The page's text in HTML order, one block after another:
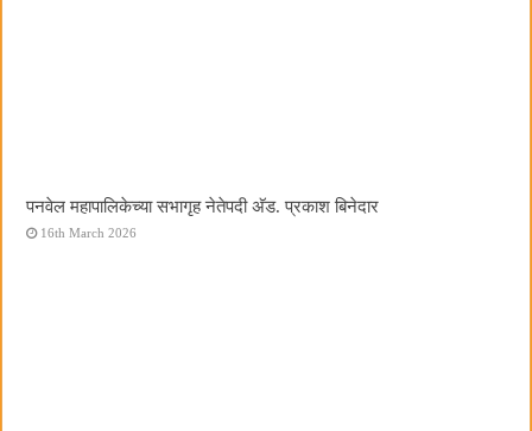
पनवेल महापालिकेच्या सभागृह नेतेपदी अ‍ॅड. प्रकाश बिनेदार
16th March 2026